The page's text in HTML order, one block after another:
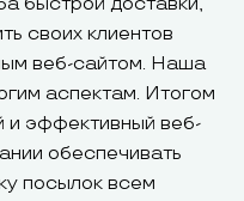
своих клиентов
веб-сайтом. Наша
аспектам. Итогом
и эффективный веб-
обеспечивать
посылок всем